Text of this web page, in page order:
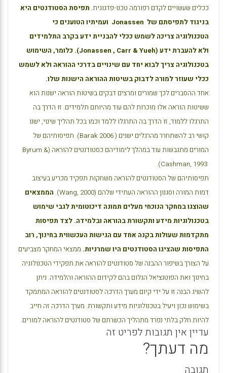
ככלים שעשויים לקדם רפורמה טכנו-פדגוגית. תפיסת הסטודנטים היא
בניגוד לתפיסתם של Jonassen ועמיתיו הטוענים כי
הטכנולוגיה צריכה לשמש ככלי להבניית ידע בקרב התלמידים
ולא להעברת ידע (Jonassen , Carr & Yueh). כלומר, השימוש
בטכנולוגיה צריך לבוא יחד עם שינויים בדרכי ההוראה ולא לשמש
ככלי שעוזר למורה לדבוק בשיטות ההוראה הישנות שלו.
אחד ההסברים לכך שמורים ומרצים דבקים בשיטות הוראה ישנות הוא
ששיטות הוראה אלו מוכרות להם עוד מהיותם תלמידים. זו הדרך בה
התרגלו ללמוד, זו הדרך בה התרגלו ללמד וכמו בכל תהליך שינוי, ישנו
קושי רב להשתחרר מהרגלים ישנים (Barak 2006). תפיסותיהם של
המורים מתגבשות עוד במהלך לימודיהם כסטודנטים להוראה (Byrum &
Cashman, 1993
).
תפיסותיהם של הסטודנטים להוראה משחקות תפקיד מכריע בעיצוב
דמות המורה וסגנון ההוראה העתידי שלהם (Wang, 2000
). הממצאים
שהוצגו במחקר הנוכחי מעלים תמונה דיכוטומית לגבי שימוש
בטכנולוגיות מידע ותקשורת בהוראה ובלמידה. לצד תפיסות
מתקדמות שעולות בקנה אחד עם הגישות העכשווית בחינוך, רוב
התפיסות שהציגו הסטודנטים היו שמרניות. ממצאי המחקר מצביעים
על הצורך בשיפור ההבנה של סטודנטים להוראה את תפקידי הטכנולוגיה
בחינוך ואת הפוטנציאל הגלום בהם לקידום ההוראה והלמידה. ניתן
להשיג הבנה זו על ידי קיום מערך הדרכה לסטודנטים להוראה המתמקד
בשימוש נכון ויעיל בטכנולוגיות מידע ותקשורת. מערך הדרכה זה חייב
להיות חלק בלתי נפרד מתהליך הכשרתם של סטודנטים להוראה למורים.
עדיין אין תגובות לפריט זה
מה דעתך?
תגובה